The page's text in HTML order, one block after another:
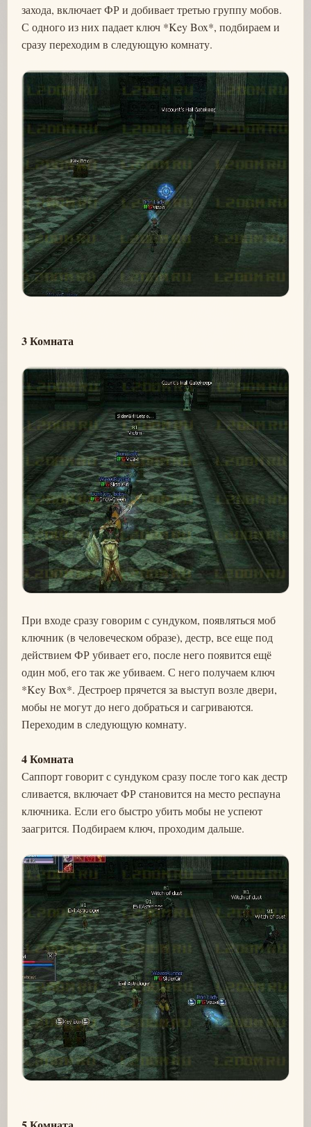
захода, включает ФР и добивает третью группу мобов.
С одного из них падает ключ *Key Box*, подбираем и
сразу переходим в следующую комнату.
3 Комната
При входе сразу говорим с сундуком, появляться моб
ключник (в человеческом образе), дестр, все еще под
действием ФР убивает его, после него появится ещё
один моб, его так же убиваем. С него получаем ключ
*Key Box*. Дестроер прячется за выступ возле двери,
мобы не могут до него добраться и сагриваются.
Переходим в следующую комнату.
4 Комната
Саппорт говорит с сундуком сразу после того как дестр
сливается, включает ФР становится на место респауна
ключника. Если его быстро убить мобы не успеют
заагрится. Подбираем ключ, проходим дальше.